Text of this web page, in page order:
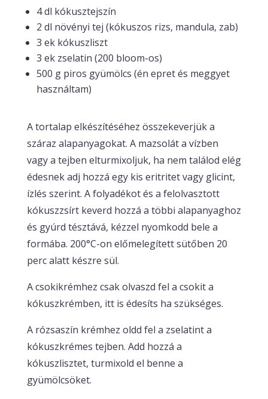
4 dl kókusztejszín
2 dl növényi tej (kókuszos rizs, mandula, zab)
3 ek kókuszliszt
3 ek zselatin (200 bloom-os)
500 g piros gyümölcs (én epret és meggyet
használtam)
A tortalap elkészítéséhez összekeverjük a
száraz alapanyagokat. A mazsolát a vízben
vagy a tejben elturmixoljuk, ha nem találod elég
édesnek adj hozzá egy kis eritritet vagy glicint,
ízlés szerint. A folyadékot és a felolvasztott
kókuszzsírt keverd hozzá a többi alapanyaghoz
és gyúrd tésztává, kézzel nyomkodd bele a
formába. 200°C-on előmelegített sütőben 20
perc alatt készre sül.
A csokikrémhez csak olvaszd fel a csokit a
kókuszkrémben, itt is édesíts ha szükséges.
A rózsaszín krémhez oldd fel a zselatint a
kókuszkrémes tejben. Add hozzá a
kókuszlisztet, turmixold el benne a
gyümölcsöket.